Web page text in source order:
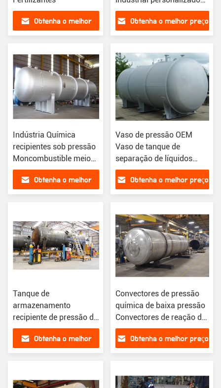
Obtenha o melhor
Certificado ASME
Obtenha o melhor preço
Indústria Química
recipientes sob pressão
Moncombustible meio
de armazenamento não
tóxico Obtenha o melhor
Vaso de pressão OEM
Vaso de tanque de
separação de líquidos
para a indústria de refino
petroquímico
Obtenha o melhor preço
Tanque de
armazenamento
recipiente de pressão de
aço inoxidável 314 aço
inoxidável 316L carbono
R345 com ASME
Obtenha o melhor
Convectores de pressão
química de baixa pressão
Convectores de reação de
aço inoxidável
Obtenha o melhor preço